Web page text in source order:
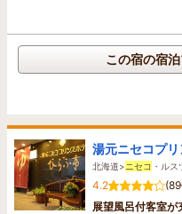
この宿の宿
湯元ニセコプ
北海道> ニセコ ・ルス
4.2
展望風呂付客室